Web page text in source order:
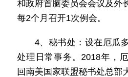
和政府首脑委员会会议及外
每2个月召开1次例会。
4、秘书处：设在厄瓜
处理日常事务。2018年，
回南美国家联盟秘书处总部